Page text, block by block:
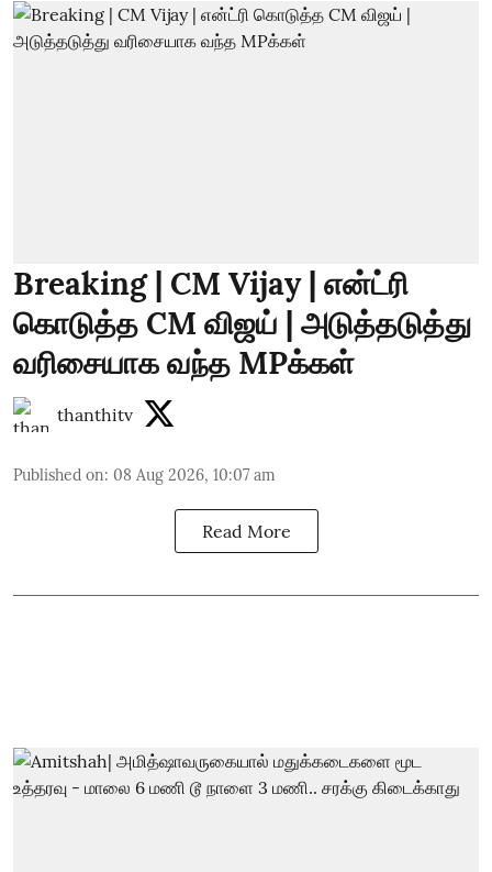
Breaking | CM Vijay | என்ட்ரி
கொடுத்த CM விஜய் | அடுத்தடுத்து
வரிசையாக வந்த MPக்கள்
thanthitv
Published on: 08 Aug 2026, 10:07 am
Read More